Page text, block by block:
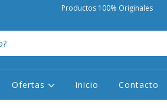
Productos 100% Originales
Ofertas Inicio Contacto